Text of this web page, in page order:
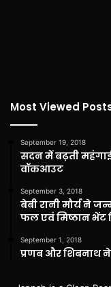
Most Viewed
September 19, 2018
सदन में बढ़ती महंगाई
वॉकआउट
September 3, 2018
बेबी रानी मौर्य ने
फल एवं मिष्ठान भेंट
September 1, 2018
प्रणब और शिबनाथ